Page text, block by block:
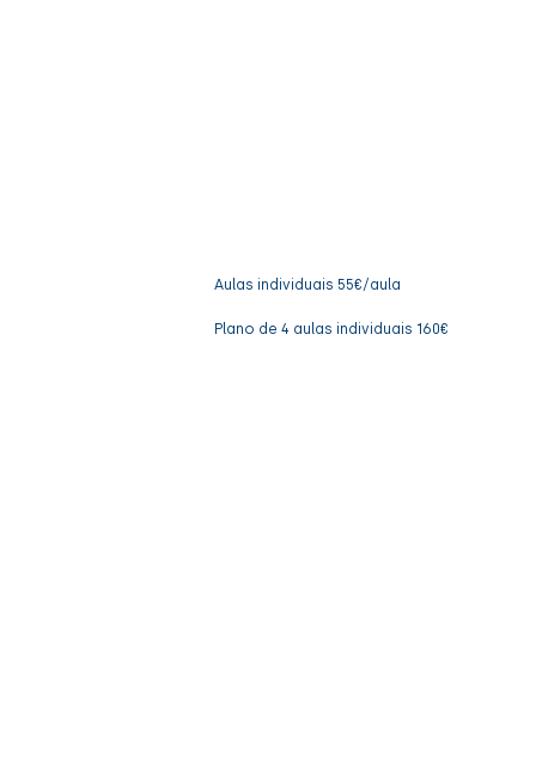
Aulas individuais 55€/aula
Plano de 4 aulas individuais 160€